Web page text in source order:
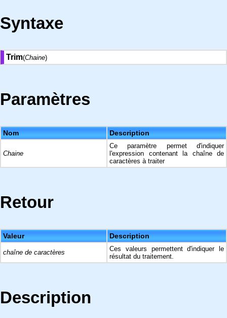
Syntaxe
Trim(Chaine)
Paramètres
Nom Description
Chaine
Ce paramètre permet d'indiquer
l'expression contenant la chaîne de
caractères à traiter
Retour
Valeur Description
chaîne de caractères
Ces valeurs permettent d'indiquer le
résultat du traitement.
Description